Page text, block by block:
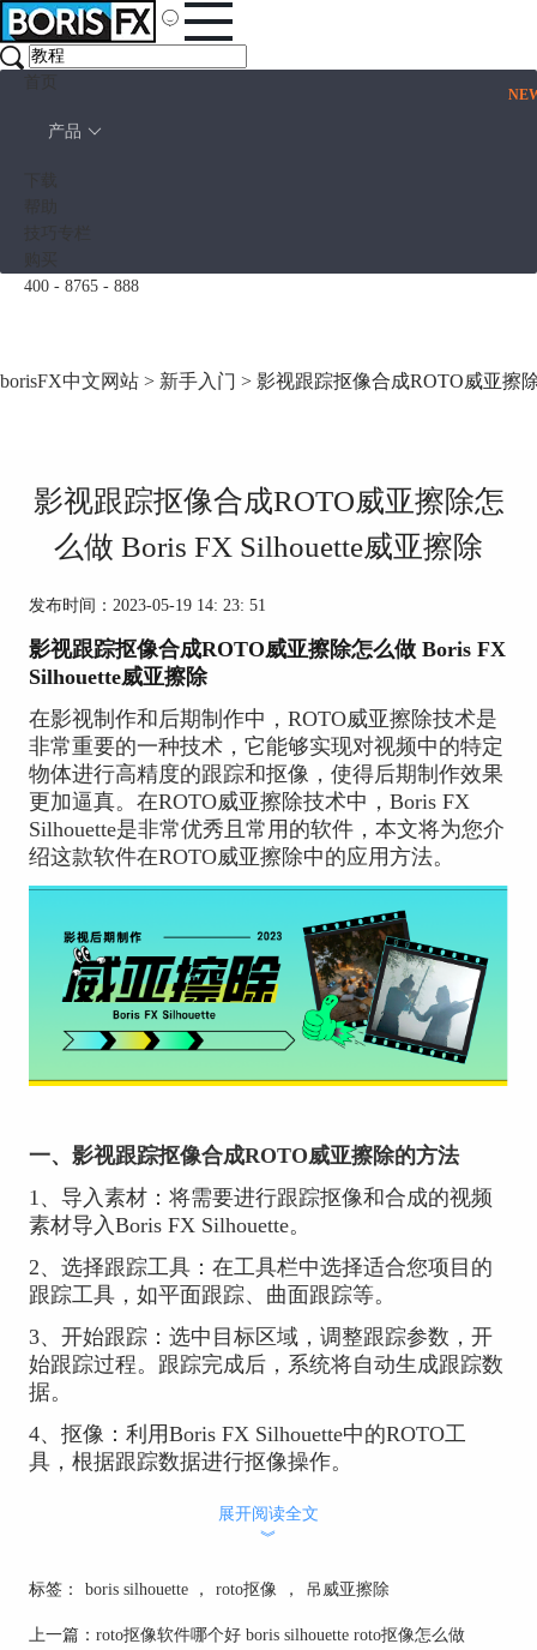
产品
400 - 8765 - 888
borisFX中文网站 > 新手入门 > 影视跟踪抠像合成ROTO威亚擦
影视跟踪抠像合成ROTO威亚擦除怎
么做 Boris FX Silhouette威亚擦除
发布时间：2023-05-19 14: 23: 51
影视跟踪抠像合成ROTO威亚擦除怎么做 Boris FX
Silhouette威亚擦除
在影视制作和后期制作中，ROTO威亚擦除技术是
非常重要的一种技术，它能够实现对视频中的特定
物体进行高精度的跟踪和抠像，使得后期制作效果
更加逼真。在ROTO威亚擦除技术中，Boris FX
Silhouette是非常优秀且常用的软件，本文将为您介
绍这款软件在ROTO威亚擦除中的应用方法。
一、影视跟踪抠像合成ROTO威亚擦除的方法
1、导入素材：将需要进行跟踪抠像和合成的视频
素材导入Boris FX Silhouette。
2、选择跟踪工具：在工具栏中选择适合您项目的
跟踪工具，如平面跟踪、曲面跟踪等。
3、开始跟踪：选中目标区域，调整跟踪参数，开
始跟踪过程。跟踪完成后，系统将自动生成跟踪数
据。
4、抠像：利用Boris FX Silhouette中的ROTO工
具，根据跟踪数据进行抠像操作。
5、合成：将抠出的目标对象与新背景进行合成，
调整合成参数，实现自然的威亚擦除效果。
展开阅读全文
︾
标签： boris silhouette ， roto抠像 ， 吊威亚擦除
上一篇： roto抠像软件哪个好 boris silhouette roto抠像怎么做